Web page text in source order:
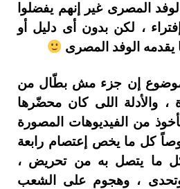
الوفد المصرى غير إنهم يفضلوا
، لكن بدون أى دليل أو
يقدمه الوفد المصرى
إن جزء مش بطّال من
، والأدلة اللى كان محضّرها
من الفيديوهات المصورة
كل ما يخص إعتصام رابعة
ما يتصل به من تحريض ،
، وهجوم على الشعب